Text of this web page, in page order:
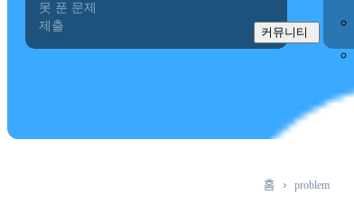
커뮤니티
못 푼 문제
제출
0
홈 problem